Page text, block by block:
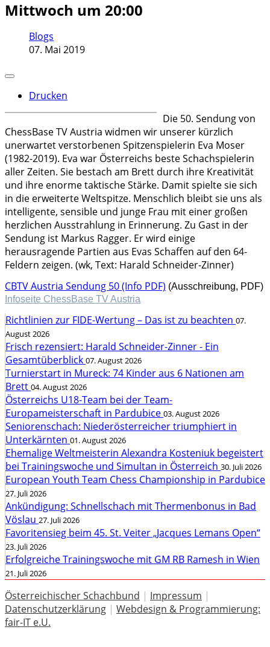
Mittwoch um 20:00
Blogs
07. Mai 2019
Drucken
Die 50. Sendung von
ChessBase TV Austria widmen wir unserer kürzlich
unerwartet verstorbenen Spitzenspielerin Eva Moser
(1982-2019). Eva war Österreichs beste Schachspielerin
aller Zeiten. Sie bestach am Brett durch ihre Kreativität
und ihre enorme taktische Stärke. Damit spielte sie sich
in die erweiterte Weltspitze. Menschlich bleibt sie uns als
intelligente, sensible und junge Frau mit einer großen
herzlichen Ausstrahlung in Erinnerung. Zu Gast in der
Sendung ist Markus Ragger. Er wird einige
herausragende Partien aus Evas Schaffen auf den 64-
Feldern zeigen. (wk, Text: Harald Schneider-Zinner)
CBTV Austria Sendung 50 (Info PDF) (Ausschreibung, PDF)
Infoseite ChessBase TV Austria
Richtlinien zur FIDE-Wertung – Das ist zu beachten 07.
August 2026
Frisch rezensiert: Harald Schneider-Zinner - Ein
Gesamtüberblick 07. August 2026
Turnierstart in Mureck: 74 Kinder aus 6 Nationen am
Brett 04. August 2026
Österreichs U18-Team bei der Team-
Europameisterschaft in Pardubice 03. August 2026
Seniorenschach: Niederösterreicher triumphiert in
Unterkärnten 01. August 2026
Ehemalige Weltmeisterin Alexandra Kosteniuk begeistert
bei Trainingswoche und Simultan in Österreich 30. Juli 2026
European Youth Team Chess Championship in Pardubice
27. Juli 2026
Ankündigung: Schnellschach mit Thermenbonus in Bad
Vöslau 27. Juli 2026
Favoritensieg beim 45. St. Veiter „Jacques Lemans Open“
23. Juli 2026
Erfolgreiche Trainingswoche mit GM RB Ramesh in Wien
21. Juli 2026
Österreichischer Schachbund | Impressum |
Datenschutzerklärung | Webdesign & Programmierung:
fair-IT e.U.